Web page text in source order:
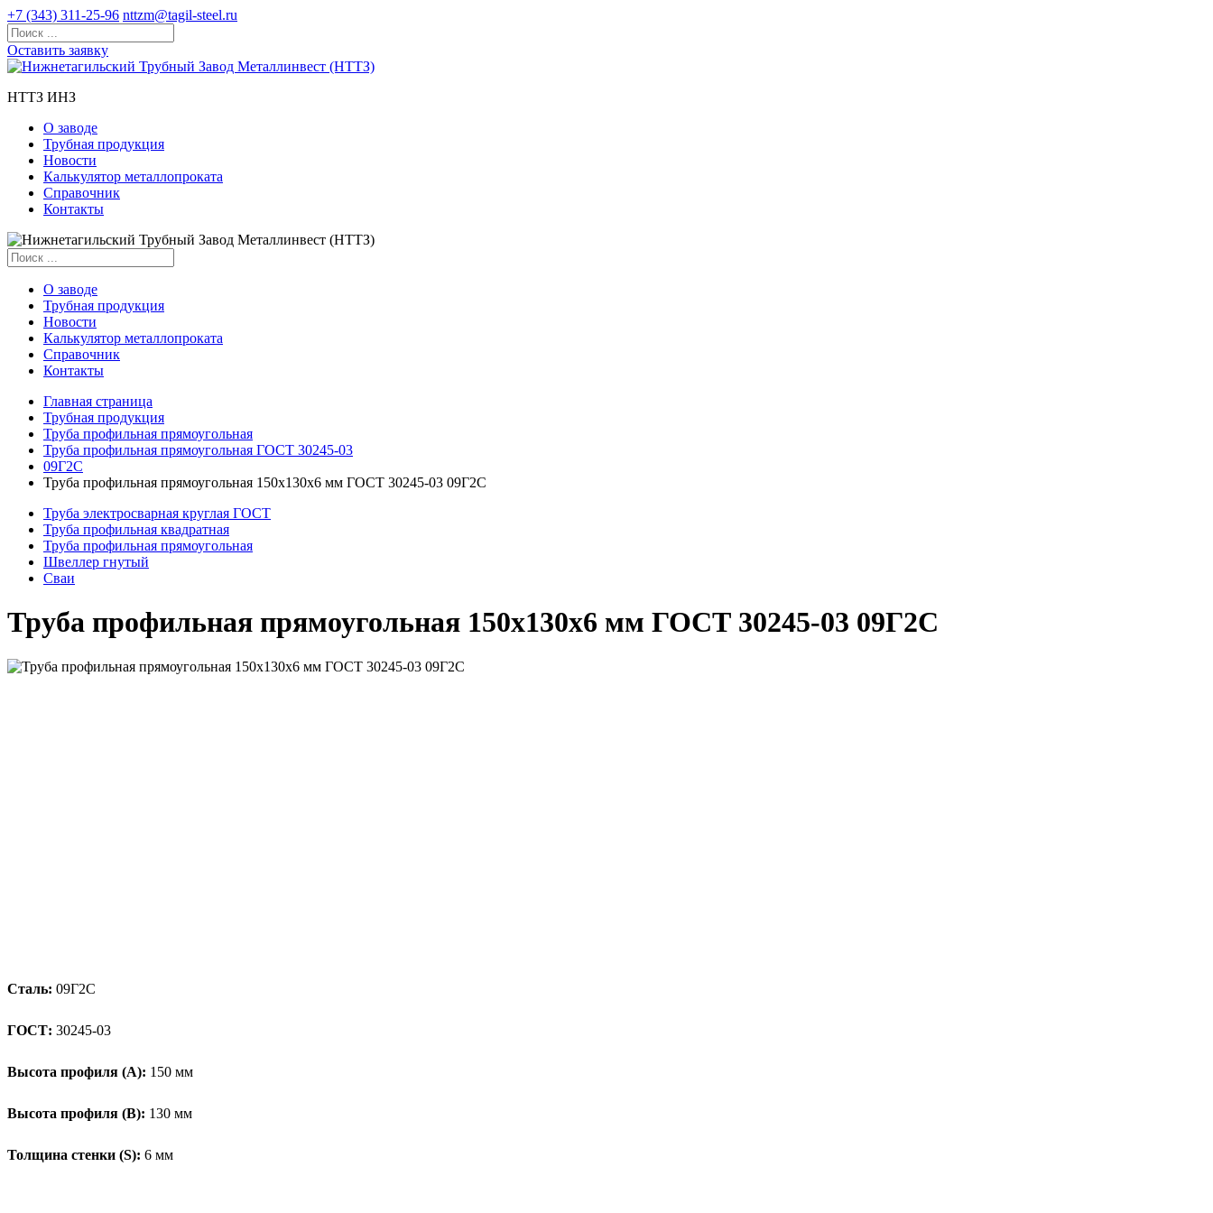
+7 (343) 311-25-96 nttzm@tagil-steel.ru
Оставить заявку
НТТЗ ИНЗ
О заводе
Трубная продукция
Новости
Калькулятор металлопроката
Справочник
Контакты
О заводе
Трубная продукция
Новости
Калькулятор металлопроката
Справочник
Контакты
Главная страница
Трубная продукция
Труба профильная прямоугольная
Труба профильная прямоугольная ГОСТ 30245-03
09Г2С
Труба профильная прямоугольная 150x130x6 мм ГОСТ 30245-03 09Г2С
Труба электросварная круглая ГОСТ
Труба профильная квадратная
Труба профильная прямоугольная
Швеллер гнутый
Сваи
Труба профильная прямоугольная 150x130x6 мм ГОСТ 30245-03 09Г2С
Сталь: 09Г2С
ГОСТ: 30245-03
Высота профиля (А): 150 мм
Высота профиля (B): 130 мм
Толщина стенки (S): 6 мм